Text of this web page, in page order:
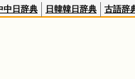
中日辞典 日韓韓日辞典 古語辞